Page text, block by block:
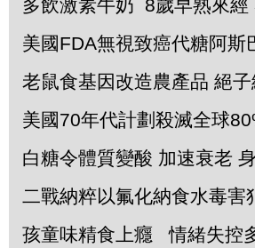
多飲激素牛奶
8歲早熟來經
美國FDA無視致癌代糖阿斯
老鼠食基因改造農產品 絕
美國70年代計劃殺滅全球
白糖令體質變酸 加速衰老
二戰納粹以氟化納食水毒害
孩童味精食上癮
情緒失控